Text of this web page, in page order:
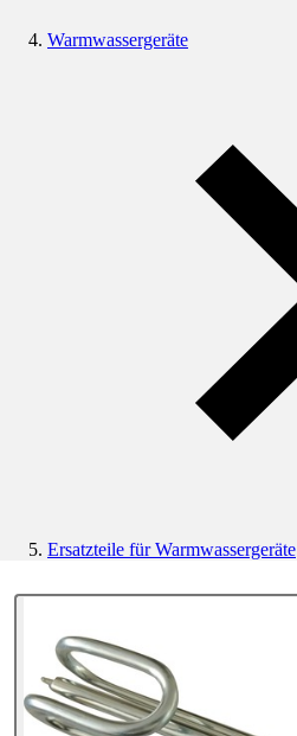
Warmwassergeräte
Ersatzteile für Warmwassergeräte